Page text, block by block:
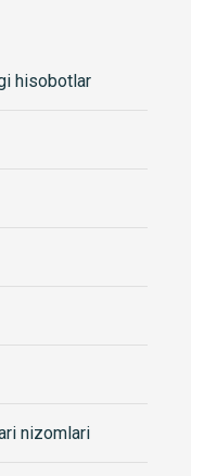
hisobotlar
nizomlari